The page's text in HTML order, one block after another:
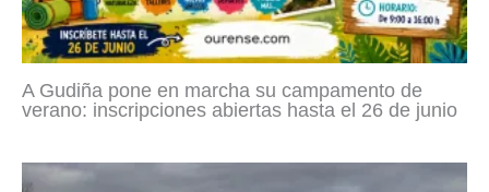
A Gudiña pone en marcha su campamento de
verano: inscripciones abiertas hasta el 26 de junio